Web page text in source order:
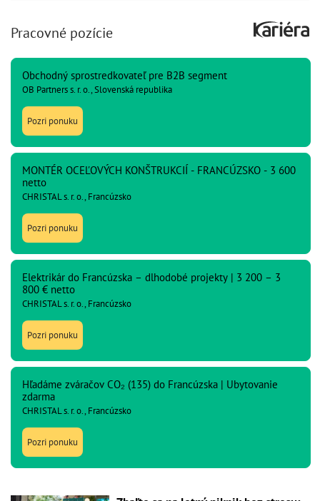
Pracovné pozície
Obchodný sprostredkovateľ pre B2B segment
OB Partners s. r. o., Slovenská republika
Pozri ponuku
MONTÉR OCEĽOVÝCH KONŠTRUKCIÍ - FRANCÚZSKO - 3 600
netto
CHRISTAL s. r. o., Francúzsko
Pozri ponuku
Elektrikár do Francúzska – dlhodobé projekty | 3 200 – 3
800 € netto
CHRISTAL s. r. o., Francúzsko
Pozri ponuku
Hľadáme zváračov CO₂ (135) do Francúzska | Ubytovanie
zdarma
CHRISTAL s. r. o., Francúzsko
Pozri ponuku